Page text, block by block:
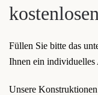
Füllen Sie bitte das
Ihnen ein individuelles
Unsere